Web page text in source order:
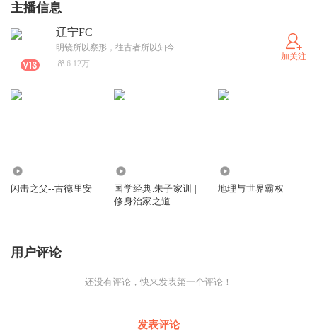
主播信息
辽宁FC
明镜所以察形，往古者所以知今
6.12万
加关注
闪击之父--古德里安
国学经典.朱子家训 |
修身治家之道
地理与世界霸权
用户评论
还没有评论，快来发表第一个评论！
发表评论